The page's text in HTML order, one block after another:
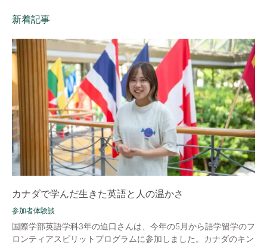
新着記事
カナダで学んだ生きた英語と人の温かさ
参加者体験談
国際学部英語学科3年の迫口さんは、今年の5月から語学留学のフ
ロンティアスピリットプログラムに参加しました。カナダのキン